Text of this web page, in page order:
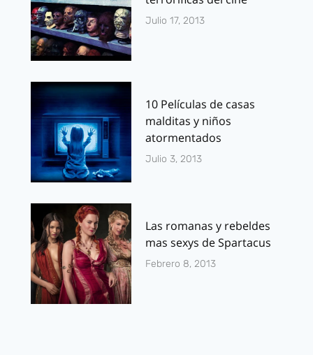
Julio 17, 2013
10 Películas de casas
malditas y niños
atormentados
Julio 3, 2013
Las romanas y rebeldes
mas sexys de Spartacus
Febrero 8, 2013